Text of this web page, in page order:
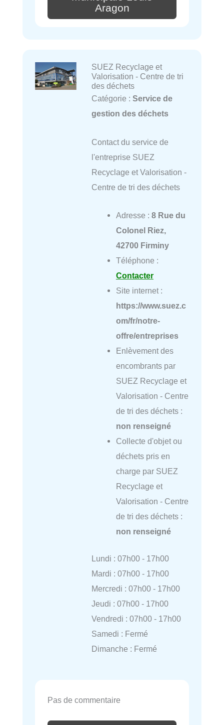
Aragon
SUEZ Recyclage et
Valorisation - Centre de tri
des déchets
Catégorie : Service de
gestion des déchets
Contact du service de
l'entreprise SUEZ
Recyclage et Valorisation -
Centre de tri des déchets
Adresse : 8 Rue du
Colonel Riez,
42700 Firminy
Téléphone :
Contacter
Site internet :
https://www.suez.c
om/fr/notre-
offre/entreprises
Enlèvement des
encombrants par
SUEZ Recyclage et
Valorisation - Centre
de tri des déchets :
non renseigné
Collecte d'objet ou
déchets pris en
charge par SUEZ
Recyclage et
Valorisation - Centre
de tri des déchets :
non renseigné
Lundi : 07h00 - 17h00
Mardi : 07h00 - 17h00
Mercredi : 07h00 - 17h00
Jeudi : 07h00 - 17h00
Vendredi : 07h00 - 17h00
Samedi : Fermé
Dimanche : Fermé
Pas de commentaire